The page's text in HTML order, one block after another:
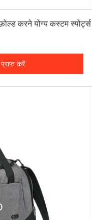
करने योग्य कस्टम स्पोर्ट्स
प्राप्त करें